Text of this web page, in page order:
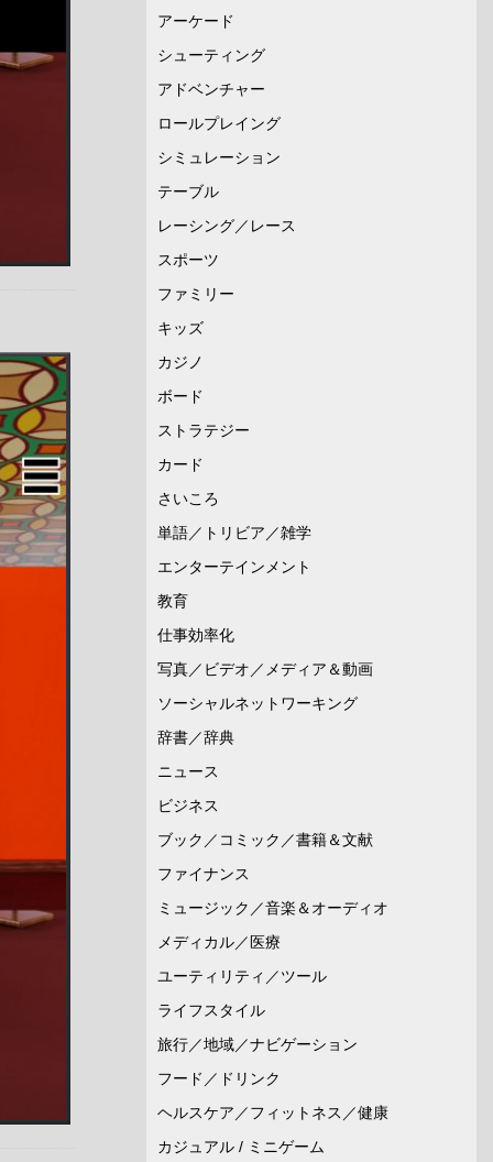
アーケード
シューティング
アドベンチャー
ロールプレイング
シミュレーション
テーブル
レーシング／レース
スポーツ
ファミリー
キッズ
カジノ
ボード
ストラテジー
カード
さいころ
単語／トリビア／雑学
エンターテインメント
教育
仕事効率化
写真／ビデオ／メディア＆動画
ソーシャルネットワーキング
辞書／辞典
ニュース
ビジネス
ブック／コミック／書籍＆文献
ファイナンス
ミュージック／音楽＆オーディオ
メディカル／医療
ユーティリティ／ツール
ライフスタイル
旅行／地域／ナビゲーション
フード／ドリンク
ヘルスケア／フィットネス／健康
カジュアル / ミニゲーム